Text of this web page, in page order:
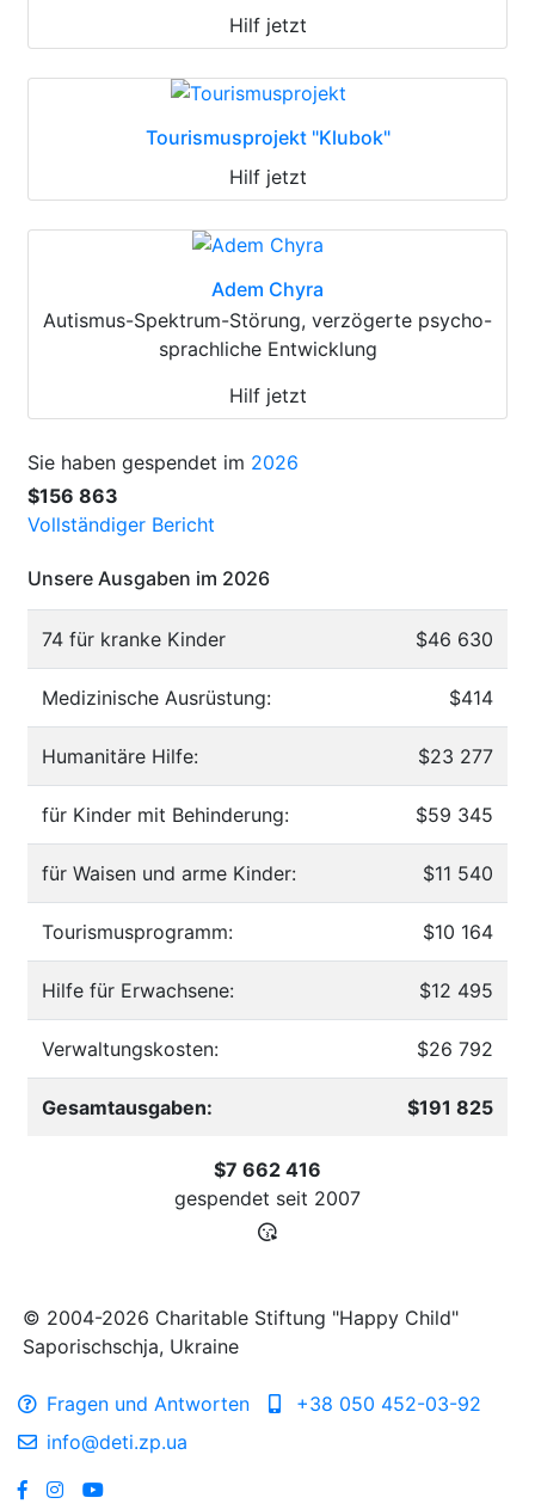
Hilf jetzt
Tourismusprojekt "Klubok"
Hilf jetzt
Adem Chyra
Autismus-Spektrum-Störung, verzögerte psycho-
sprachliche Entwicklung
Hilf jetzt
Sie haben gespendet im 2026
$156 863
Vollständiger Bericht
Unsere Ausgaben im 2026
74 für kranke Kinder $46 630
Medizinische Ausrüstung: $414
Humanitäre Hilfe: $23 277
für Kinder mit Behinderung: $59 345
für Waisen und arme Kinder: $11 540
Tourismusprogramm: $10 164
Hilfe für Erwachsene: $12 495
Verwaltungskosten: $26 792
Gesamtausgaben: $191 825
$7 662 416
gespendet seit 2007
© 2004-2026 Charitable Stiftung "Happy Child"
Saporischschja, Ukraine
Fragen und Antworten
+38 050 452-03-92
info@deti.zp.ua